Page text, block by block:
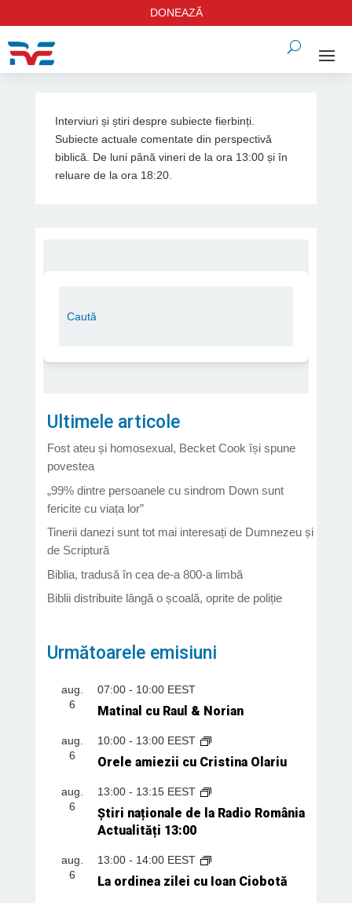
DONEAZĂ
Interviuri și știri despre subiecte fierbinți.
Subiecte actuale comentate din perspectivă
biblică. De luni până vineri de la ora 13:00 și în
reluare de la ora 18:20.
Ultimele articole
Fost ateu și homosexual, Becket Cook își spune
povestea
„99% dintre persoanele cu sindrom Down sunt
fericite cu viața lor”
Tinerii danezi sunt tot mai interesați de Dumnezeu și
de Scriptură
Biblia, tradusă în cea de-a 800-a limbă
Biblii distribuite lângă o școală, oprite de poliție
Următoarele emisiuni
aug.
6
07:00- 10:00 EEST
Matinal cu Raul & Norian
aug.
6
10:00- 13:00 EEST
Orele amiezii cu Cristina Olariu
aug.
6
13:00- 13:15 EEST
Știri naționale de la Radio România
Actualități 13:00
aug.
6
13:00- 14:00 EEST
La ordinea zilei cu Ioan Ciobotă